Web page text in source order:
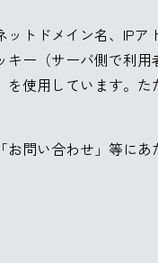
ットドメイン名、IP
キー（サーバ側で利
を使用しています。
お問い合わせ」等に